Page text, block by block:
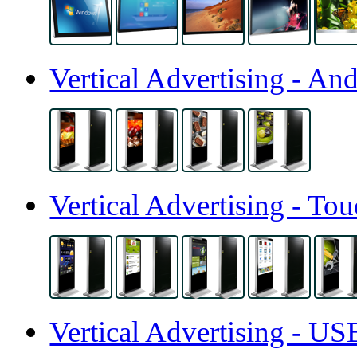
Vertical Advertising -
Vertical Advertising -
Vertical Advertising -